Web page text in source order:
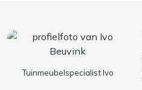
Tuinmeubelspecialist Ivo